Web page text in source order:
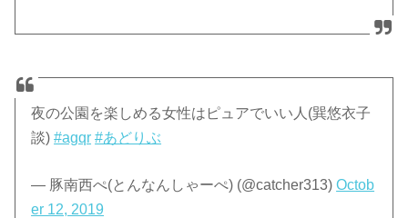
夜の公園を楽しめる女性はピュアでいい人(巽悠衣子
談)#agqr #あどりぶ
— 豚南西ぺ(とんなんしゃーぺ) (@catcher313)Octob
er 12, 2019